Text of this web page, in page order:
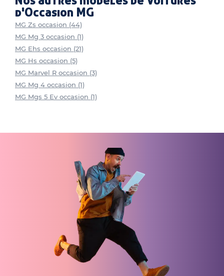
d'Occasion MG
MG Zs occasion (44)
MG Mg 3 occasion (1)
MG Ehs occasion (21)
MG Hs occasion (5)
MG Marvel R occasion (3)
MG Mg 4 occasion (1)
MG Mgs 5 Ev occasion (1)